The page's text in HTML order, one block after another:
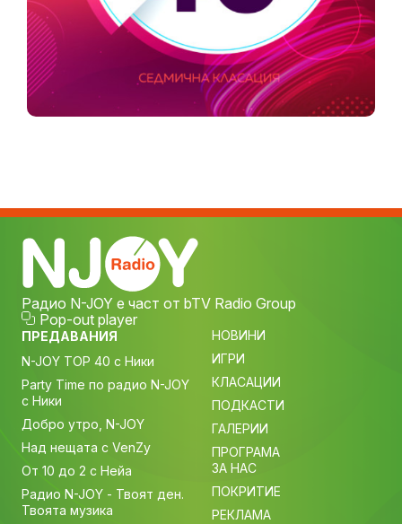
Радио N-JOY е част от bTV Radio Group
Pop-out player
ПРЕДАВАНИЯ
N-JOY TOP 40 с Ники
Party Time по радио N-JOY
с Ники
Добро утро, N-JOY
Над нещата с VenZy
От 10 до 2 с Нейа
Радио N-JOY - Твоят ден.
Твоята музика
НОВИНИ
ИГРИ
КЛАСАЦИИ
ПОДКАСТИ
ГАЛЕРИИ
ПРОГРАМА
ЗА НАС
ПОКРИТИЕ
РЕКЛАМА